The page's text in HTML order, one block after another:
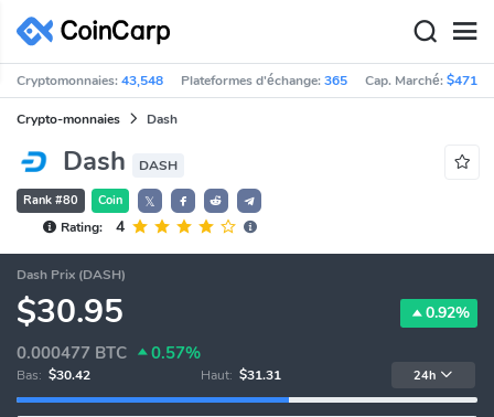
Cryptomonnaies:43,548 Plateformes d'échange:365 Cap. Marché:
Crypto-monnaies Dash
Dash DASH
Rank #80 Coin
𝕏
Rating:
4
Dash Prix (DASH)
$30.95 0.92%
0.000477 BTC 0.57%
Bas: $30.42 Haut: $31.31 24h